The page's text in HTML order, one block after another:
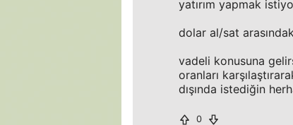
yatırım yapmak
dolar al/sat
vadeli konusuna
oranları
dışında istediğin
0